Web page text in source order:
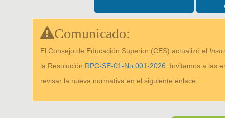
Comunicado:
El Consejo de Educación Superior (CES) actualizó el
la Resolución RPC-SE-01-No.001-2026.
Invitamos a las
revisar la nueva normativa en el siguiente enlace: